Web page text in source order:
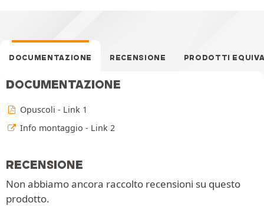
DOCUMENTAZIONE RECENSIONE PRODOTTI
DOCUMENTAZIONE
Opuscoli - Link 1
Info montaggio - Link 2
RECENSIONE
Non abbiamo ancora raccolto recensioni su questo
prodotto.